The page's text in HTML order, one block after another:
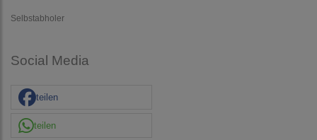
Selbstabholer
Social Media
teilen
teilen